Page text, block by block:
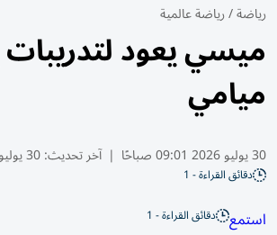
رياضة/رياضة عالمية
ميسي يعود لتدريبات
ميامي
30 يوليو 2026 09:01 صباحًا | آخر تحديث:30 يوليو 09:46 2026
دقائق القراءة - 1
استمع دقائق القراءة - 1